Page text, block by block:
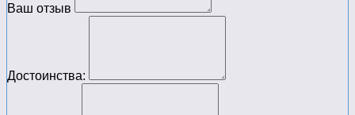
Ваш отзыв
Достоинства: